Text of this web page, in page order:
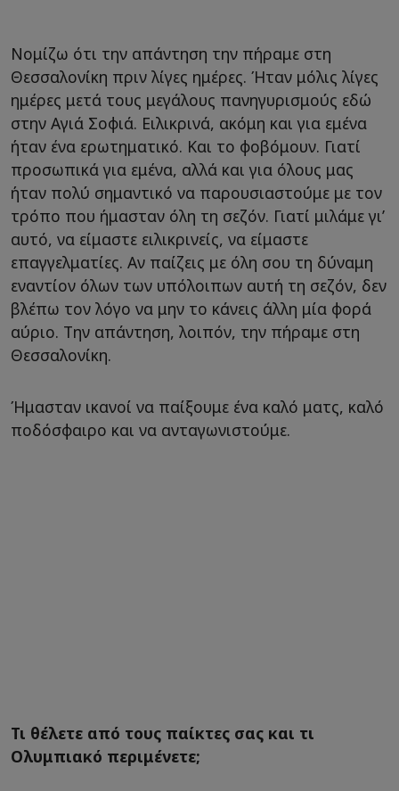
Νομίζω ότι την απάντηση την πήραμε στη
Θεσσαλονίκη πριν λίγες ημέρες. Ήταν μόλις λίγες
ημέρες μετά τους μεγάλους πανηγυρισμούς εδώ
στην Αγιά Σοφιά. Ειλικρινά, ακόμη και για εμένα
ήταν ένα ερωτηματικό. Και το φοβόμουν. Γιατί
προσωπικά για εμένα, αλλά και για όλους μας
ήταν πολύ σημαντικό να παρουσιαστούμε με τον
τρόπο που ήμασταν όλη τη σεζόν. Γιατί μιλάμε γι’
αυτό, να είμαστε ειλικρινείς, να είμαστε
επαγγελματίες. Αν παίζεις με όλη σου τη δύναμη
εναντίον όλων των υπόλοιπων αυτή τη σεζόν, δεν
βλέπω τον λόγο να μην το κάνεις άλλη μία φορά
αύριο. Την απάντηση, λοιπόν, την πήραμε στη
Θεσσαλονίκη.
Ήμασταν ικανοί να παίξουμε ένα καλό ματς, καλό
ποδόσφαιρο και να ανταγωνιστούμε.
Τι θέλετε από τους παίκτες σας και τι
Ολυμπιακό περιμένετε;